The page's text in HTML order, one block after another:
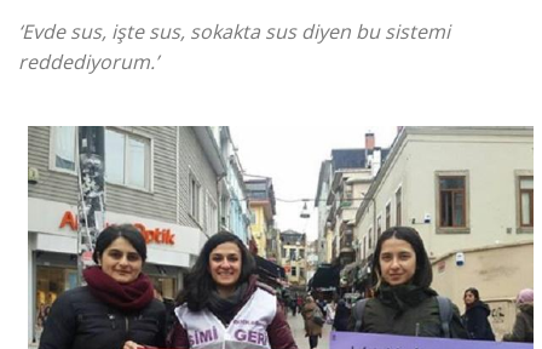
‘Evde sus, işte sus, sokakta sus diyen bu sistemi
reddediyorum.’